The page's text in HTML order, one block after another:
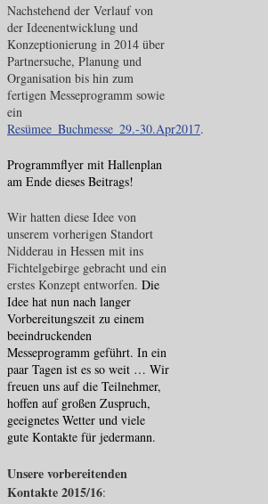
Nachstehend der Verlauf von
der Ideenentwicklung und
Konzeptionierung in 2014 über
Partnersuche, Planung und
Organisation bis hin zum
fertigen Messeprogramm sowie
ein
Resümee_Buchmesse_29.-30.Apr2017.
Programmflyer mit Hallenplan
am Ende dieses Beitrags!
Wir hatten diese Idee von
unserem vorherigen Standort
Nidderau in Hessen mit ins
Fichtelgebirge gebracht und ein
erstes Konzept entworfen. Die
Idee hat nun nach langer
Vorbereitungszeit zu einem
beeindruckenden
Messeprogramm geführt. In ein
paar Tagen ist es so weit … Wir
freuen uns auf die Teilnehmer,
hoffen auf großen Zuspruch,
geeignetes Wetter und viele
gute Kontakte für jedermann.
Unsere vorbereitenden
Kontakte 2015/16: